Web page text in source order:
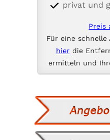
privat und
Preis
Für eine schnelle
hierdie
ermitteln und